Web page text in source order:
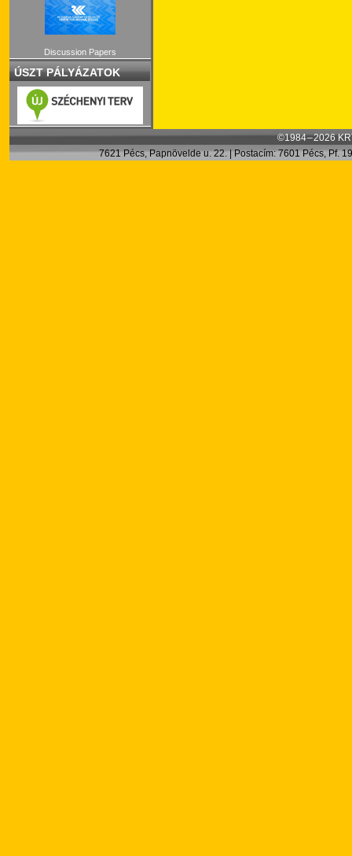
Discussion Papers
ÚSZT PÁLYÁZATOK
©1984 – 2026
7621 Pécs, Papnövelde u. 22. | Postacím: 7601 Pécs, Pf.